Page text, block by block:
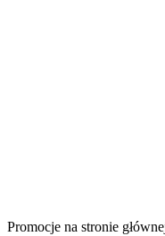
Promocje na stronie